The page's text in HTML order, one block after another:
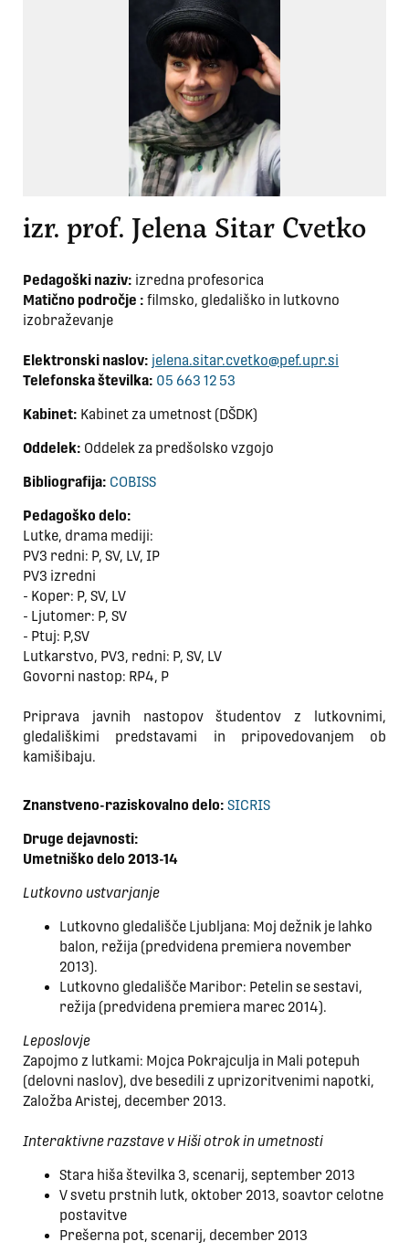
izr. prof. Jelena Sitar Cvetko
Pedagoški naziv: izredna profesorica
Matično področje : filmsko, gledališko in lutkovno
izobraževanje
Elektronski naslov: jelena.sitar.cvetko@pef.upr.si
Telefonska številka: 05 663 12 53
Kabinet: Kabinet za umetnost (DŠDK)
Oddelek: Oddelek za predšolsko vzgojo
Bibliografija: COBISS
Pedagoško delo:
Lutke, drama mediji:
PV3 redni: P, SV, LV, IP
PV3 izredni
- Koper: P, SV, LV
- Ljutomer: P, SV
- Ptuj: P,SV
Lutkarstvo, PV3, redni: P, SV, LV
Govorni nastop: RP4, P
Priprava javnih nastopov študentov z lutkovnimi,
gledališkimi predstavami in pripovedovanjem ob
kamišibaju.
Znanstveno-raziskovalno delo: SICRIS
Druge dejavnosti:
Umetniško delo 2013-14
Lutkovno ustvarjanje
Lutkovno gledališče Ljubljana: Moj dežnik je lahko
balon, režija (predvidena premiera november
2013).
Lutkovno gledališče Maribor: Petelin se sestavi,
režija (predvidena premiera marec 2014).
Leposlovje
Zapojmo z lutkami: Mojca Pokrajculja in Mali potepuh
(delovni naslov), dve besedili z uprizoritvenimi napotki,
Založba Aristej, december 2013.
Interaktivne razstave v Hiši otrok in umetnosti
Stara hiša številka 3, scenarij, september 2013
V svetu prstnih lutk, oktober 2013, soavtor celotne
postavitve
Prešerna pot, scenarij, december 2013